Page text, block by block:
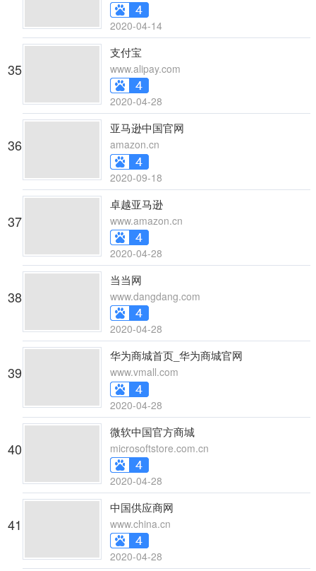
2020-04-14
35
支付宝
www.alipay.com
2020-04-28
36
亚马逊中国官网
amazon.cn
2020-09-18
37
卓越亚马逊
www.amazon.cn
2020-04-28
38
当当网
www.dangdang.com
2020-04-28
39
华为商城首页_华为商城官网
www.vmall.com
2020-04-28
40
微软中国官方商城
microsoftstore.com.cn
2020-04-28
41
中国供应商网
www.china.cn
2020-04-28